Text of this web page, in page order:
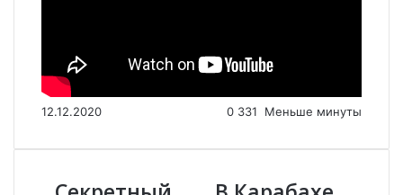
12.12.2020 0 331 Меньше минуты
С
В